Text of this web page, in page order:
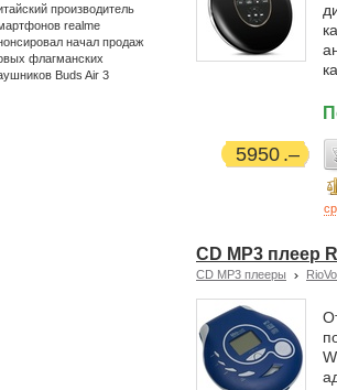
5950
CD MP3 плеер
CD MP3 плееры
производитель
realme
начал продаж
флагманских
Buds Air 3